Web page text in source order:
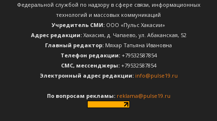
Федеральной службой по надзору в сфере связи, информационных
технологий и массовых коммуникаций
Учредитель СМИ: ООО «Пульс Хакасии»
Адрес редакции:Хакасия, д. Чапаево, ул. Абаканская, 52
Главный редактор: Мяхар Татьяна Ивановна
Телефон редакции:+79532587854
CМС, мессенджеры:+79532587854
Электронный адрес редакции: info@pulse19.ru
По вопросам рекламы: reklama@pulse19.ru